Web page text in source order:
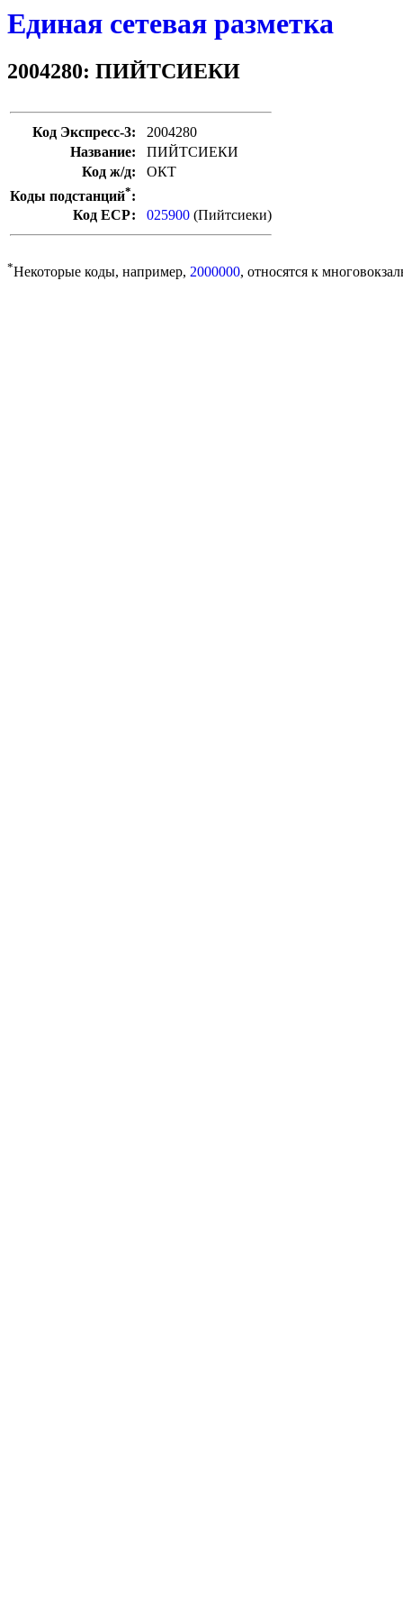
Единая сетевая разметка
2004280: ПИЙТСИЕКИ
Код Экспресс-3:
2004280
Название:
ПИЙТСИЕКИ
Код ж/д:
ОКТ
Коды подстанций*:
Код ЕСР:
025900 (Пийтсиеки)
*Некоторые коды, например, 2000000, относятся к